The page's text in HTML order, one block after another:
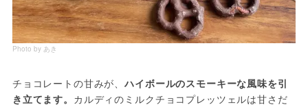
Photo by あき
チョコレートの甘みが、ハイボールのスモーキーな風味を引
き立てます。 カルディのミルクチョコプレッツェルは甘さだ